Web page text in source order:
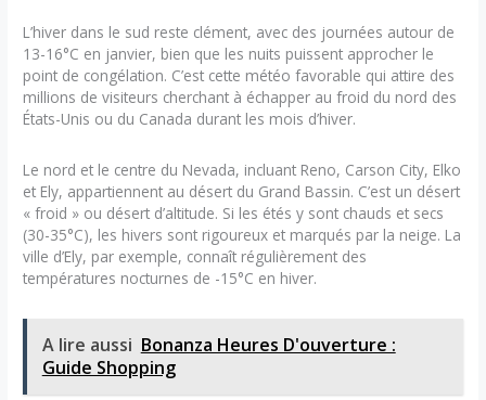
L’hiver dans le sud reste clément, avec des journées autour de
13-16°C en janvier, bien que les nuits puissent approcher le
point de congélation. C’est cette météo favorable qui attire des
millions de visiteurs cherchant à échapper au froid du nord des
États-Unis ou du Canada durant les mois d’hiver.
Le nord et le centre du Nevada, incluant Reno, Carson City, Elko
et Ely, appartiennent au désert du Grand Bassin. C’est un désert
« froid » ou désert d’altitude. Si les étés y sont chauds et secs
(30-35°C), les hivers sont rigoureux et marqués par la neige. La
ville d’Ely, par exemple, connaît régulièrement des
températures nocturnes de -15°C en hiver.
A lire aussi Bonanza Heures D'ouverture :
Guide Shopping